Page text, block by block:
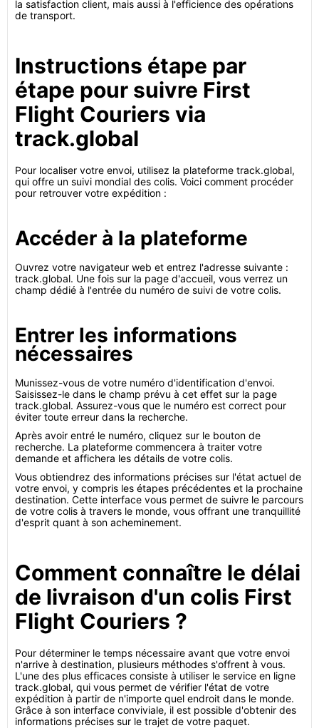
la satisfaction client, mais aussi à l'efficience des opérations
de transport.
Instructions étape par
étape pour suivre First
Flight Couriers via
track.global
Pour localiser votre envoi, utilisez la plateforme track.global,
qui offre un suivi mondial des colis. Voici comment procéder
pour retrouver votre expédition :
Accéder à la plateforme
Ouvrez votre navigateur web et entrez l'adresse suivante :
track.global. Une fois sur la page d'accueil, vous verrez un
champ dédié à l'entrée du numéro de suivi de votre colis.
Entrer les informations
nécessaires
Munissez-vous de votre numéro d'identification d'envoi.
Saisissez-le dans le champ prévu à cet effet sur la page
track.global. Assurez-vous que le numéro est correct pour
éviter toute erreur dans la recherche.
Après avoir entré le numéro, cliquez sur le bouton de
recherche. La plateforme commencera à traiter votre
demande et affichera les détails de votre colis.
Vous obtiendrez des informations précises sur l'état actuel de
votre envoi, y compris les étapes précédentes et la prochaine
destination. Cette interface vous permet de suivre le parcours
de votre colis à travers le monde, vous offrant une tranquillité
d'esprit quant à son acheminement.
Comment connaître le délai
de livraison d'un colis First
Flight Couriers ?
Pour déterminer le temps nécessaire avant que votre envoi
n'arrive à destination, plusieurs méthodes s'offrent à vous.
L'une des plus efficaces consiste à utiliser le service en ligne
track.global, qui vous permet de vérifier l'état de votre
expédition à partir de n'importe quel endroit dans le monde.
Grâce à son interface conviviale, il est possible d'obtenir des
informations précises sur le trajet de votre paquet.